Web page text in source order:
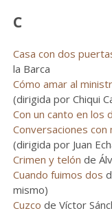
C
Casa con dos
la Barca
Cómo amar al
(dirigida por Chiqui
Con un canto en los
Conversaciones con
(dirigida por Juan
Crimen y telón de
Cuando fuimos dos
mismo)
Cuzco de Víctor